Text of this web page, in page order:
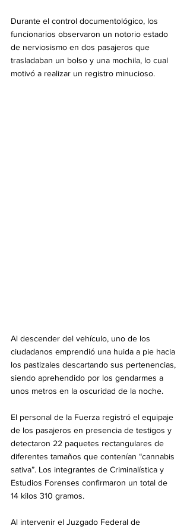
Durante el control documentológico, los
funcionarios observaron un notorio estado
de nerviosismo en dos pasajeros que
trasladaban un bolso y una mochila, lo cual
motivó a realizar un registro minucioso.
Al descender del vehículo, uno de los
ciudadanos emprendió una huida a pie hacia
los pastizales descartando sus pertenencias,
siendo aprehendido por los gendarmes a
unos metros en la oscuridad de la noche.
El personal de la Fuerza registró el equipaje
de los pasajeros en presencia de testigos y
detectaron 22 paquetes rectangulares de
diferentes tamaños que contenían “cannabis
sativa”. Los integrantes de Criminalística y
Estudios Forenses confirmaron un total de
14 kilos 310 gramos.
Al intervenir el Juzgado Federal de